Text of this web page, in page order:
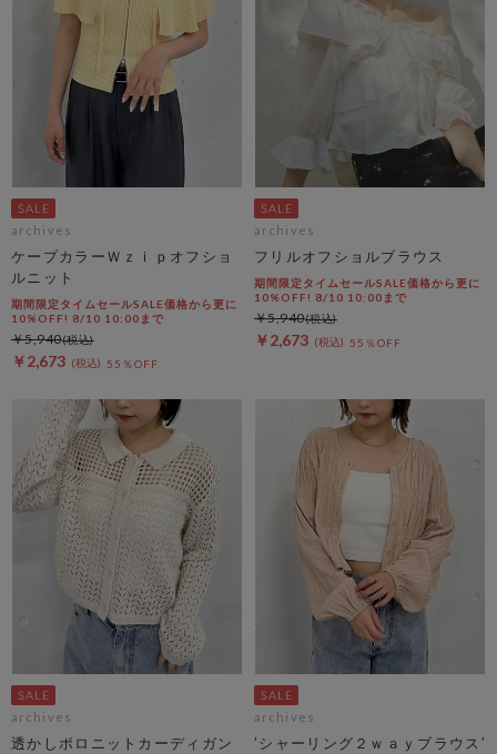
archives
ケープカラーＷｚｉｐオフショ
ルニット
期間限定タイムセールSALE価格から更に
10%OFF! 8/10 10:00まで
￥2,673 55％OFF
￥5,940
archives
フリルオフショルブラウス
期間限定タイムセールSALE価格から更に
10%OFF! 8/10 10:00まで
￥2,673 55％OFF
￥5,940
archives
透かしポロニットカーディガン
archives
’シャーリング２ｗａｙブラウス’